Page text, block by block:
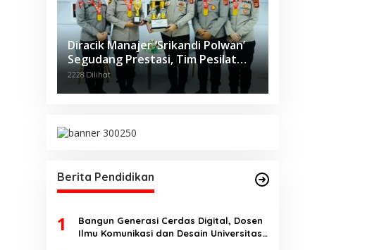
Diracik Manajer ‘Srikandi Polwan’
Segudang Prestasi, Tim Pesilat
Polda Sumsel Sukses Diajang
Kejurnas Menpora Cup II 2024
2228 Dilihat
Berita Pendidikan
1
Bangun Generasi Cerdas Digital, Dosen
Ilmu Komunikasi dan Desain Universitas